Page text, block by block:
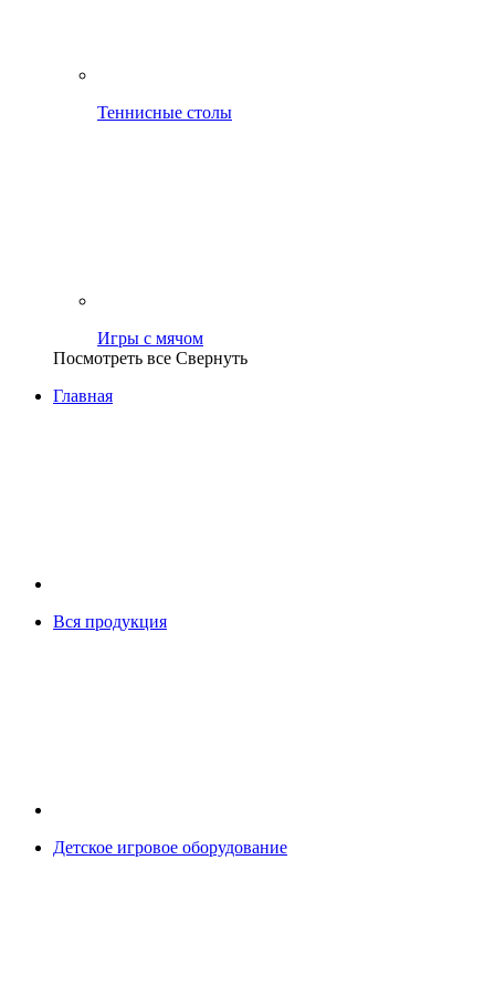
Теннисные столы
Игры с мячом
Посмотреть все Свернуть
Главная
Вся продукция
Детское игровое оборудование